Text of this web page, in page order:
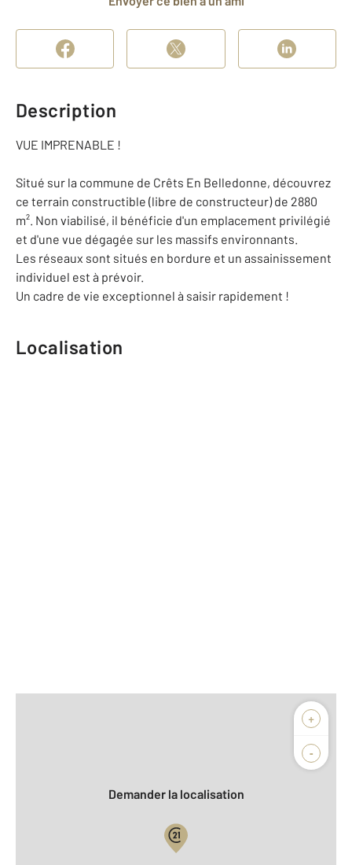
Description
VUE IMPRENABLE !
Situé sur la commune de Crêts En Belledonne, découvrez
ce terrain constructible (libre de constructeur) de 2880
m². Non viabilisé, il bénéficie d'un emplacement privilégié
et d'une vue dégagée sur les massifs environnants.
Les réseaux sont situés en bordure et un assainissement
individuel est à prévoir.
Un cadre de vie exceptionnel à saisir rapidement !
Localisation
+
-
Biens vendus
Demander la localisation